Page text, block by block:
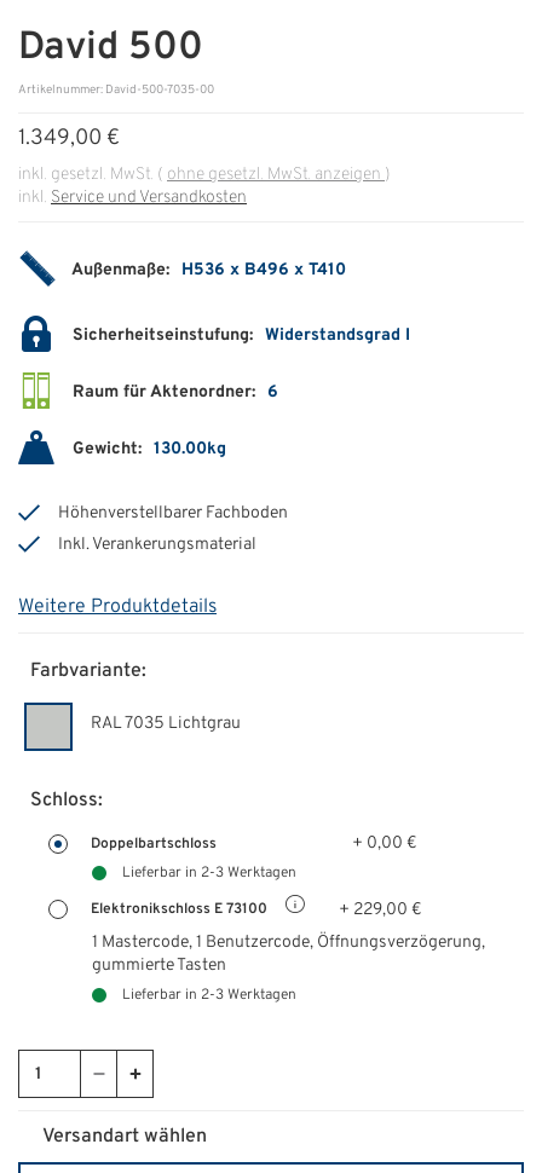
ÜBER UNS
Über uns
Messen & Events
Presse
Karriere
Unternehmen
Partner
David 500
Artikelnummer: David-500-7035-00
1.349,00 €
inkl. gesetzl. MwSt. ( ohne gesetzl. MwSt. anzeigen )
inkl. Service und Versandkosten
Außenmaße: H536 x B496 x T410
Sicherheitseinstufung: Widerstandsgrad I
Raum für Aktenordner: 6
Gewicht: 130.00kg
Höhenverstellbarer Fachboden
Inkl. Verankerungsmaterial
Weitere Produktdetails
Farbvariante:
RAL 7035 Lichtgrau
Schloss:
Doppelbartschloss + 0,00 €
Lieferbar in 2-3 Werktagen
Elektronikschloss E 73100
+ 229,00 €
1 Mastercode, 1 Benutzercode, Öffnungsverzögerung,
gummierte Tasten
Lieferbar in 2-3 Werktagen
Versandart wählen